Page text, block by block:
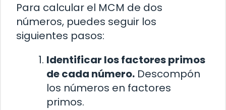
Para calcular el MCM de dos
números, puedes seguir los
siguientes pasos:
Identificar los factores primos
de cada número. Descompón
los números en factores
primos.